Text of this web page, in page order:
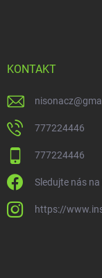
KONTAKT
nisonacz@
777224446
777224446
Sledujte nás na
https://